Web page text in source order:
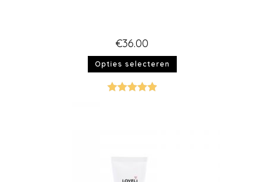
€36.00
Opties selecteren